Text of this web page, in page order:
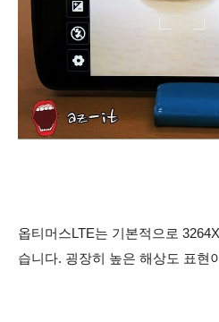
옵티머스LTE는 기본적으로
습니다. 굉장히 높은 해상도 표현